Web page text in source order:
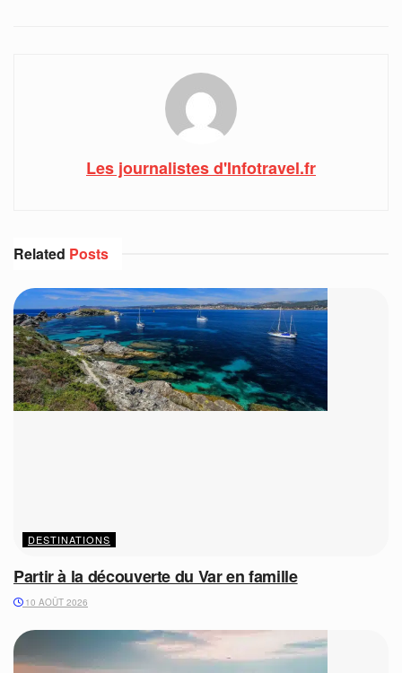
Les journalistes d'Infotravel.fr
Related Posts
DESTINATIONS
Partir à la découverte du Var en famille
10 AOÛT 2026